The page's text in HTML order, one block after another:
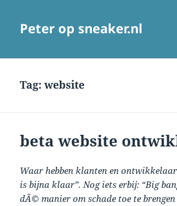
Peter op sneaker.nl
Tag:website
beta website
Waar hebben klanten en
is bijna klaar”. Nog iets erbij: “Big
dÃ© manier om schade toe te